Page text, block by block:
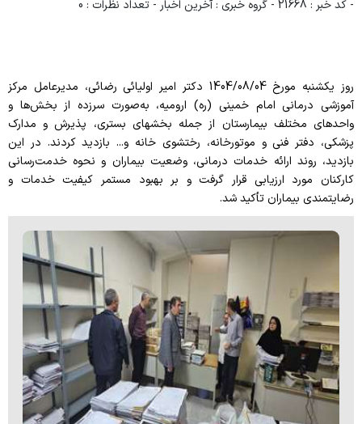
آموزش به بیمار
پیگیری امور بیماران
منشور حقوق بیمار
راهنمای کنترل عفونت
- کد خبر : 21668
- گروه خبری : آخرین اخبار - تعداد نظرات : 0
روز یکشنبه مورخ 1404/08/04 دکتر امیر اولیائی رضائی، مدیرعامل مرکز
آموزشی درمانی امام خمینی (ره) ارومیه، به‌صورت سرزده از بخش‌ها و
واحدهای مختلف بیمارستان از جمله بخشهای بستری، پذیرش و مدارک
پزشکی، دفتر فنی و موتورخانه، رختشوی خانه و... بازدید کردند. در این
بازدید، روند ارائه خدمات درمانی، وضعیت بیماران و نحوه خدمت‌رسانی
کارکنان مورد ارزیابی قرار گرفت و بر بهبود مستمر کیفیت خدمات و
رضایتمندی بیماران تأکید شد.